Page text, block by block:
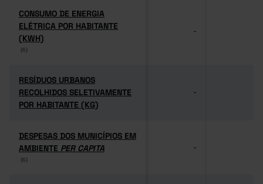
CONSUMO DE ENERGIA
ELÉTRICA POR HABITANTE
(KWH)
(6)
CONSUMO DE ENERGIA
ELÉTRICA POR HABITANTE
(KWH)
(6)
-
RESÍDUOS URBANOS
RECOLHIDOS SELETIVAMENTE
POR HABITANTE (KG)
RESÍDUOS URBANOS
RECOLHIDOS SELETIVAMENTE
POR HABITANTE (KG)
-
DESPESAS DOS MUNICÍPIOS EM
AMBIENTE PER CAPITA
(6)
DESPESAS DOS MUNICÍPIOS EM
AMBIENTE PER CAPITA
(6)
-